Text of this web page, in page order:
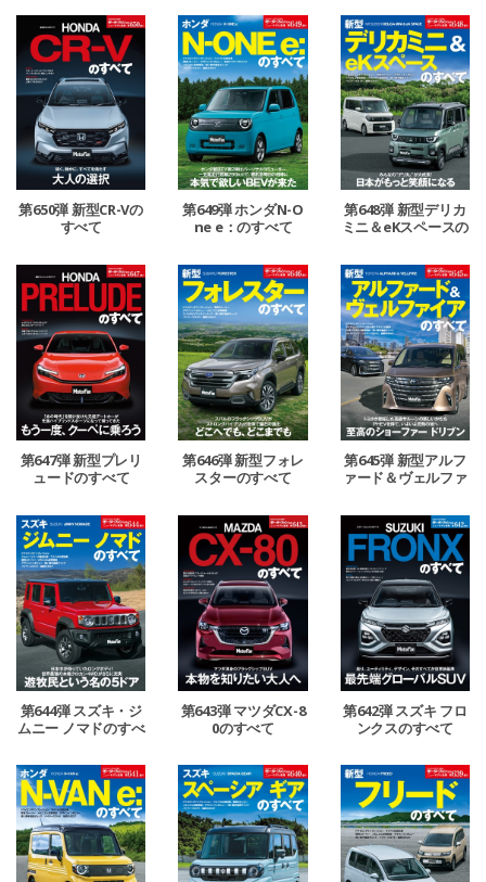
第650弾 新型CR-Vの
すべて
第649弾 ホンダN-O
ne e：のすべて
第648弾 新型デリカ
ミニ＆eKスペースの
第647弾 新型プレリ
ュードのすべて
第646弾 新型フォレ
スターのすべて
第645弾 新型アルフ
ァード＆ヴェルファ
第644弾 スズキ・ジ
ムニー ノマドのすべ
第643弾 マツダCX-8
0のすべて
第642弾 スズキ フロ
ンクスのすべて